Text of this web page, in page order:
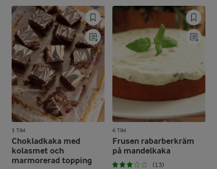
1 TIM
Chokladkaka med
kolasmet och
marmorerad topping
6 TIM
Frusen rabarberkräm
på mandelkaka
(13)